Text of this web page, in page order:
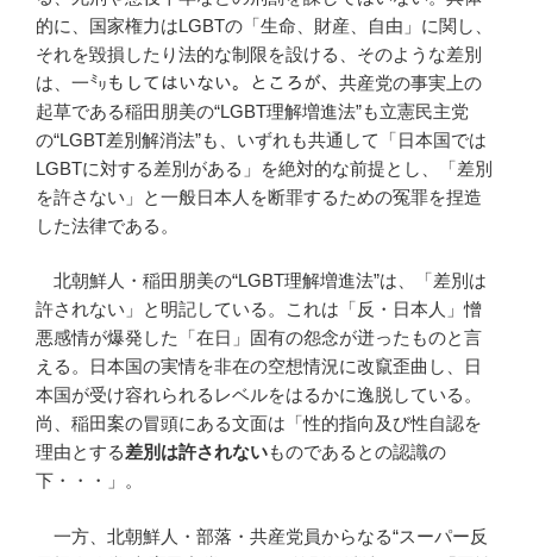
的に、国家権力はLGBTの「生命、財産、自由」に関し、
それを毀損したり法的な制限を設ける、そのような差別
は、一㍉もしてはいない。ところが、共産党の事実上の
起草である稲田朋美の“LGBT理解増進法”も立憲民主党
の“LGBT差別解消法”も、いずれも共通して「日本国では
LGBTに対する差別がある」を絶対的な前提とし、「差別
を許さない」と一般日本人を断罪するための冤罪を捏造
した法律である。
北朝鮮人・稲田朋美の“LGBT理解増進法”は、「差別は
許されない」と明記している。これは「反・日本人」憎
悪感情が爆発した「在日」固有の怨念が迸ったものと言
える。日本国の実情を非在の空想情況に改竄歪曲し、日
本国が受け容れられるレベルをはるかに逸脱している。
尚、稲田案の冒頭にある文面は「性的指向及び性自認を
理由とする差別は許されないものであるとの認識の
下・・・」。
一方、北朝鮮人・部落・共産党員からなる“スーパー反